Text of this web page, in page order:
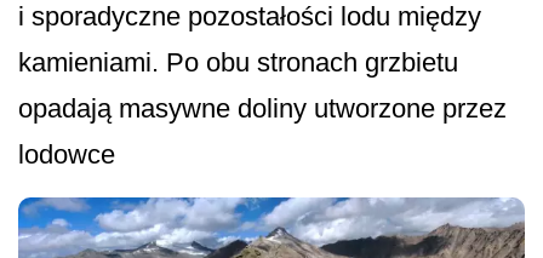
i sporadyczne pozostałości lodu między
kamieniami. Po obu stronach grzbietu
opadają masywne doliny utworzone przez
lodowce